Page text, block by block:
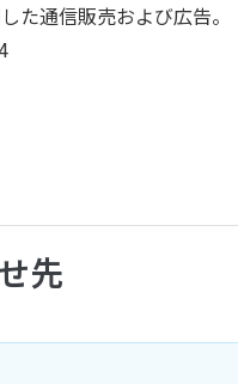
た通信販売および広告。
先